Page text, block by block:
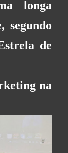
longa
segundo
de
na